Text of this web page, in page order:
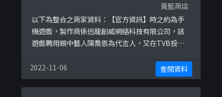
黃藍商店
以下為整合之商家資料：【官方資訊】時之約為手
機遊戲，製作商係迅龍創威網絡科技有限公司，該
遊戲聘用親中藝人陳喬恩為代言人，又在TVB投放
圖片：
https://ibb.co/Hr4pJkbhttps://ibb.co/VWdtYfj
2022-11-06 查閱資料